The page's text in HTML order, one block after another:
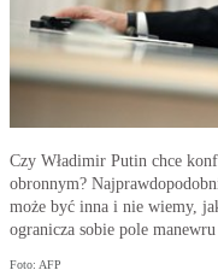
Czy Władimir Putin chce
obronnym?
może być inna i nie wiemy,
ogranicza sobie pole manewru
Foto: AFP